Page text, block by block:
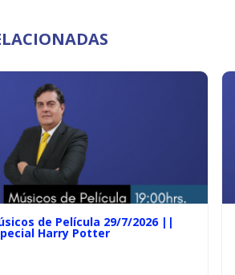
de Película 29/7/2026 ||
Harry Potter